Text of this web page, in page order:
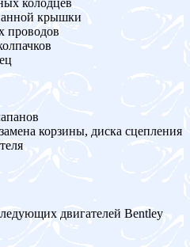
колодцев
крышки
проводов
корзины, диска сцепления
двигателей Bentley